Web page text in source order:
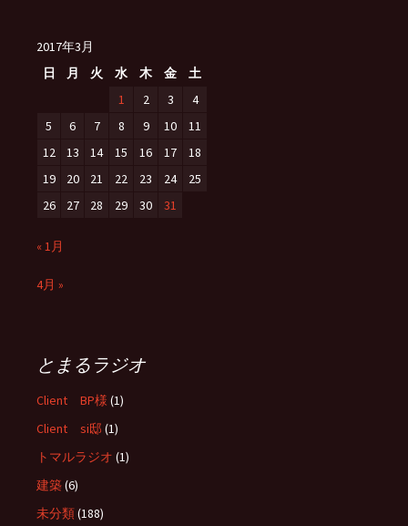
2017年3月
日
月 火 水 木 金
土
1
2 3
4
5
6 7 8 9 10
11
12
13 14 15 16 17
18
19
20 21 22 23 24
25
26
27 28 29 30 31
« 1月
4月 »
とまるラジオ
Client BP様 (1)
Client si邸 (1)
トマルラジオ (1)
建築(6)
未分類(188)